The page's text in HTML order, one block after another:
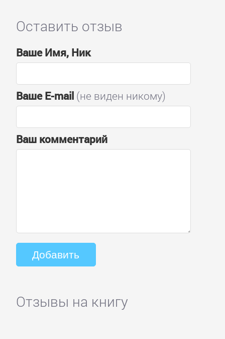
Оставить отзыв
Ваше Имя, Ник
Ваше E-mail(не виден никому)
Ваш комментарий
Отзывы на книгу